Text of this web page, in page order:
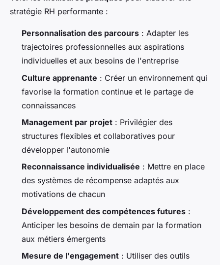
stratégie RH performante :
Personnalisation des parcours : Adapter les
trajectoires professionnelles aux aspirations
individuelles et aux besoins de l'entreprise
Culture apprenante : Créer un environnement qui
favorise la formation continue et le partage de
connaissances
Management par projet : Privilégier des
structures flexibles et collaboratives pour
développer l'autonomie
Reconnaissance individualisée : Mettre en place
des systèmes de récompense adaptés aux
motivations de chacun
Développement des compétences futures :
Anticiper les besoins de demain par la formation
aux métiers émergents
Mesure de l'engagement : Utiliser des outils